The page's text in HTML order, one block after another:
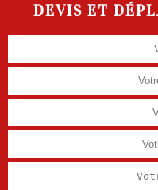
DEVIS ET